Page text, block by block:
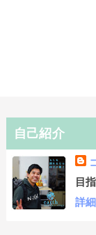
自己紹介
目
詳